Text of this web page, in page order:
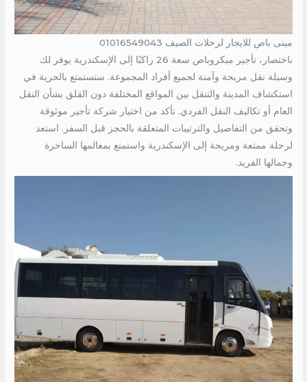
مينى باص للايجار لرحلات الصيف 01016549043
باختصار، تأجير ميكروباص سعة 26 راكبًا إلى الإسكندرية يوفر لك
وسيلة نقل مريحة وآمنة لجميع أفراد المجموعة. ستستمتع بالحرية في
استكشاف المدينة والتنقل بين المواقع المختلفة دون القلق بشأن النقل
العام أو تكاليف النقل الفردي. تأكد من اختيار شركة تأجير موثوقة
وتحقق من التفاصيل والترتيبات المتعلقة بالحجز قبل السفر. استعد
لرحلة ممتعة ومريحة إلى الإسكندرية واستمتع بمعالمها الساحرة
وجمالها الفريد.